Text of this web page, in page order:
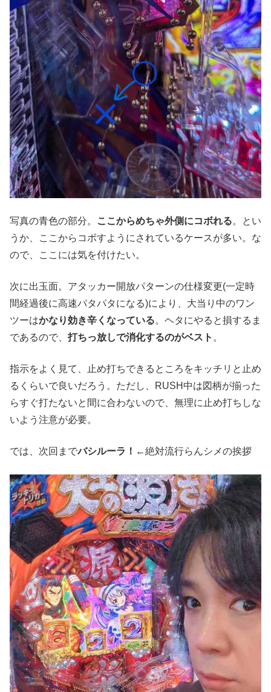
写真の青色の部分。 ここからめちゃ外側にコボれる。とい
うか、ここからコボすようにされているケースが多い。な
ので、ここには気を付けたい。
次に出玉面。 アタッカー開放パターンの仕様変更(一定時
間経過後に高速パタパタになる)により、大当り中のワン
ツーはかなり効き辛くなっている。 ヘタにやると損するま
であるので、 打ちっ放しで消化するのがベスト 。
指示をよく見て、止め打ちできるところをキッチリと止め
るくらいで良いだろう。 ただし、 RUSH 中は図柄が揃った
らすぐ打たないと間に合わないので、無理に止め打ちしな
いよう注意が必要。
では、次回までバシルーラ！ ←絶対流行らんシメの挨拶